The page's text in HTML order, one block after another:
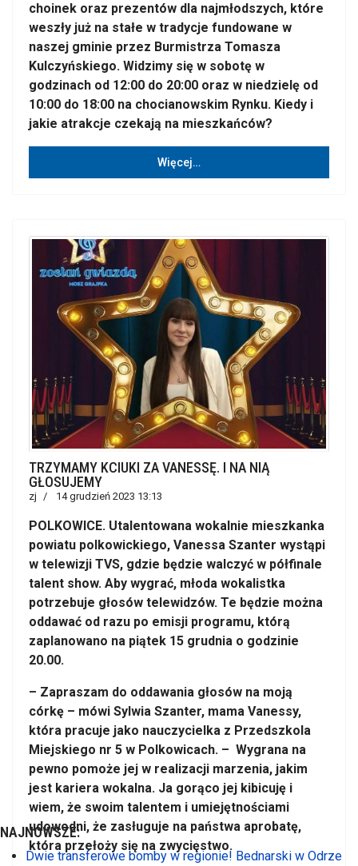
choinek oraz prezentów dla najmłodszych, które
weszły już na stałe w tradycje fundowane w
naszej gminie przez Burmistrza Tomasza
Kulczyńskiego. Widzimy się w sobotę w
godzinach od 12:00 do 20:00 oraz w niedzielę od
10:00 do 18:00 na chocianowskim Rynku. Kiedy i
jakie atrakcje czekają na mieszkańców?
Więcej…
TRZYMAMY KCIUKI ZA VANESSĘ. I NA NIĄ
GŁOSUJEMY
zj 14 grudzień 2023 13:13
POLKOWICE. Utalentowana wokalnie mieszkanka
powiatu polkowickiego, Vanessa Szanter wystąpi
w telewizji TVS, gdzie będzie walczyć w półfinale
talent show. Aby wygrać, młoda wokalistka
potrzebuje głosów telewidzów. Te będzie można
oddawać od razu po emisji programu, którą
zaplanowano na piątek 15 grudnia o godzinie
20.00.
– Zapraszam do oddawania głosów na moją
córkę – mówi Sylwia Szanter, mama Vanessy,
która pracuje jako nauczycielka z Przedszkola
Miejskiego nr 5 w Polkowicach. – Wygrana na
pewno pomoże jej w realizacji marzenia, jakim
jest kariera wokalna. Ja gorąco jej kibicuję i
wiem, że swoim talentem i umiejętnościami
udowodni, że zasługuje na państwa aprobatę,
która przełoży się na zwycięstwo.
NAJNOWSZE:
Dwie transferowe bomby w regionie! Bednarski w Odrze